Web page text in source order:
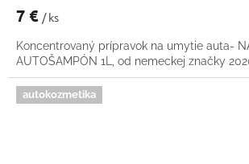
7 € / ks
Koncentrovaný prípravok na umytie auta-
AUTOŠAMPÓN 1L, od nemeckej značky
autokozmetika